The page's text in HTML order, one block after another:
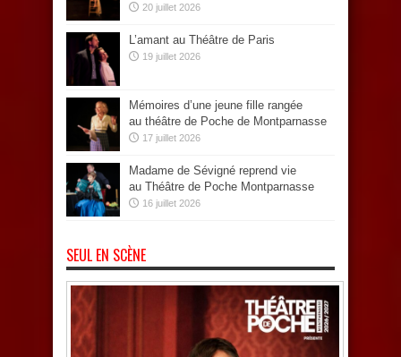
20 juillet 2026
L’amant au Théâtre de Paris
19 juillet 2026
Mémoires d’une jeune fille rangée
au théâtre de Poche de Montparnasse
17 juillet 2026
Madame de Sévigné reprend vie
au Théâtre de Poche Montparnasse
16 juillet 2026
SEUL EN SCÈNE